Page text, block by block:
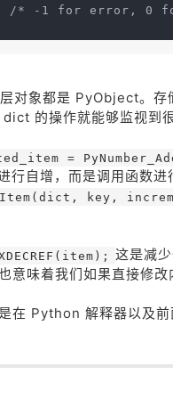
/* -1 for error, 0
对象都是 PyObject。存
的操作就能够监视到很
=
行自增，而是调用函数
key,
这是减
意味着我们如果直接修
在 Python 解释器以及